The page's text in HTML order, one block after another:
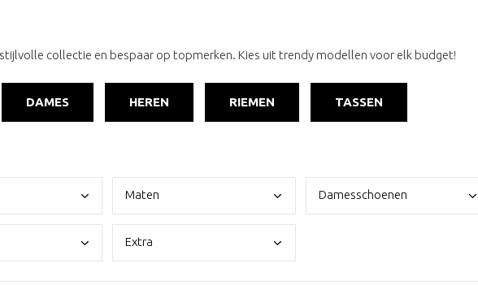
collectie en bespaar op topmerken. Kies uit trendy modellen voor elk budget!
DAMES HEREN RIEMEN TASSEN
Maten Damesschoenen
Extra